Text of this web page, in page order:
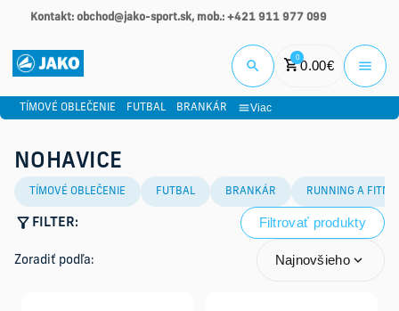
Kontakt: obchod@jako-sport.sk, mob.: +421 911 977 099
0
0.00€
TÍMOVÉ OBLEČENIE FUTBAL BRANKÁR Viac
NOHAVICE
TÍMOVÉ OBLEČENIE FUTBAL BRANKÁR RUNNING A
FILTER: Filtrovať produkty
Zoradiť podľa: Najnovšieho